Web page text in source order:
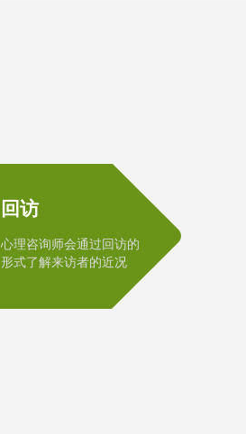
回访
心理咨询师会通过回访的
形式了解来访者的近况